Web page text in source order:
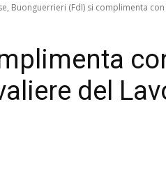
Buonguerrieri (FdI) si complimenta
del